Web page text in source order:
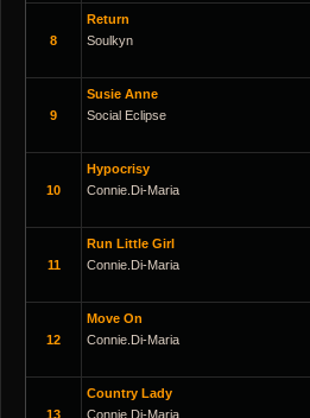
8
Return
Soulkyn
9
Susie Anne
Social Eclipse
10
Hypocrisy
Connie.di-Maria
11
Run Little Girl
Connie.di-Maria
12
Move On
Connie.di-Maria
13
Country Lady
Connie.di-Maria